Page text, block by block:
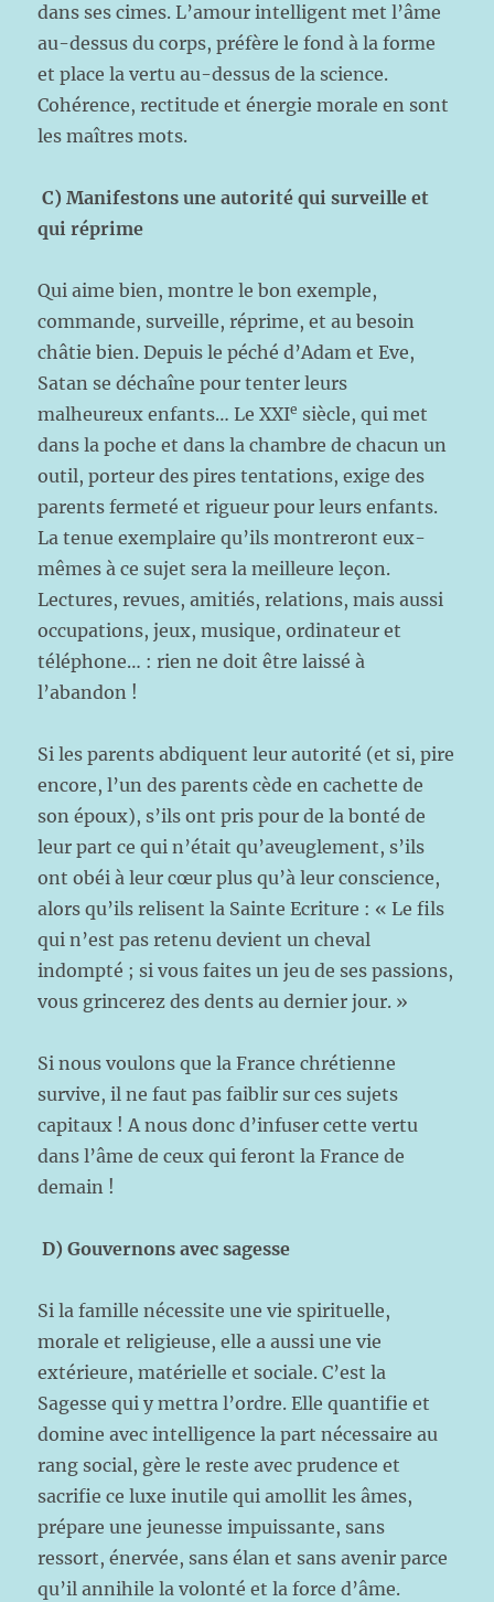
dans ses cimes. L’amour intelligent met l’âme
au-dessus du corps, préfère le fond à la forme
et place la vertu au-dessus de la science.
Cohérence, rectitude et énergie morale en sont
les maîtres mots.
C) Manifestons une autorité qui surveille et
qui réprime
Qui aime bien, montre le bon exemple,
commande, surveille, réprime, et au besoin
châtie bien. Depuis le péché d’Adam et Eve,
Satan se déchaîne pour tenter leurs
malheureux enfants… Le XXIe siècle, qui met
dans la poche et dans la chambre de chacun un
outil, porteur des pires tentations, exige des
parents fermeté et rigueur pour leurs enfants.
La tenue exemplaire qu’ils montreront eux-
mêmes à ce sujet sera la meilleure leçon.
Lectures, revues, amitiés, relations, mais aussi
occupations, jeux, musique, ordinateur et
téléphone… : rien ne doit être laissé à
l’abandon !
Si les parents abdiquent leur autorité (et si, pire
encore, l’un des parents cède en cachette de
son époux), s’ils ont pris pour de la bonté de
leur part ce qui n’était qu’aveuglement, s’ils
ont obéi à leur cœur plus qu’à leur conscience,
alors qu’ils relisent la Sainte Ecriture : « Le fils
qui n’est pas retenu devient un cheval
indompté ; si vous faites un jeu de ses passions,
vous grincerez des dents au dernier jour. »
Si nous voulons que la France chrétienne
survive, il ne faut pas faiblir sur ces sujets
capitaux ! A nous donc d’infuser cette vertu
dans l’âme de ceux qui feront la France de
demain !
D) Gouvernons avec sagesse
Si la famille nécessite une vie spirituelle,
morale et religieuse, elle a aussi une vie
extérieure, matérielle et sociale. C’est la
Sagesse qui y mettra l’ordre. Elle quantifie et
domine avec intelligence la part nécessaire au
rang social, gère le reste avec prudence et
sacrifie ce luxe inutile qui amollit les âmes,
prépare une jeunesse impuissante, sans
ressort, énervée, sans élan et sans avenir parce
qu’il annihile la volonté et la force d’âme.